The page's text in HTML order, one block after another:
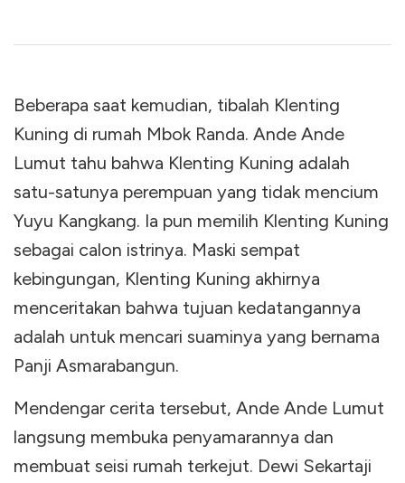
Beberapa saat kemudian, tibalah Klenting
Kuning di rumah Mbok Randa. Ande Ande
Lumut tahu bahwa Klenting Kuning adalah
satu-satunya perempuan yang tidak mencium
Yuyu Kangkang. Ia pun memilih Klenting Kuning
sebagai calon istrinya. Maski sempat
kebingungan, Klenting Kuning akhirnya
menceritakan bahwa tujuan kedatangannya
adalah untuk mencari suaminya yang bernama
Panji Asmarabangun.
Mendengar cerita tersebut, Ande Ande Lumut
langsung membuka penyamarannya dan
membuat seisi rumah terkejut. Dewi Sekartaji